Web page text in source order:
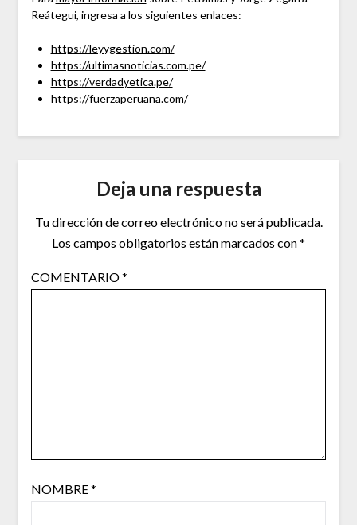
Reátegui, ingresa a los siguientes enlaces:
https://leyygestion.com/
https://ultimasnoticias.com.pe/
https://verdadyetica.pe/
https://fuerzaperuana.com/
Deja una respuesta
Tu dirección de correo electrónico no será publicada.
Los campos obligatorios están marcados con*
COMENTARIO*
NOMBRE*